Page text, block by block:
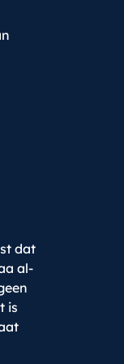
dat
al-
is